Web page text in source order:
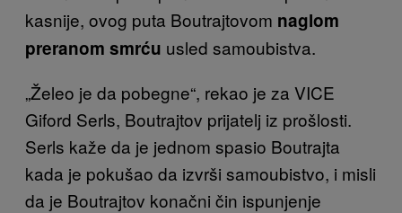
kasnije, ovog puta Boutrajtovom naglom
preranom smrću usled samoubistva.
„Želeo je da pobegne“, rekao je za VICE
Giford Serls, Boutrajtov prijatelj iz prošlosti.
Serls kaže da je jednom spasio Boutrajta
kada je pokušao da izvrši samoubistvo, i misli
da je Boutrajtov konačni čin ispunjenje